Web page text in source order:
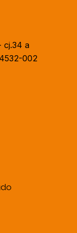
cj.34 a
002